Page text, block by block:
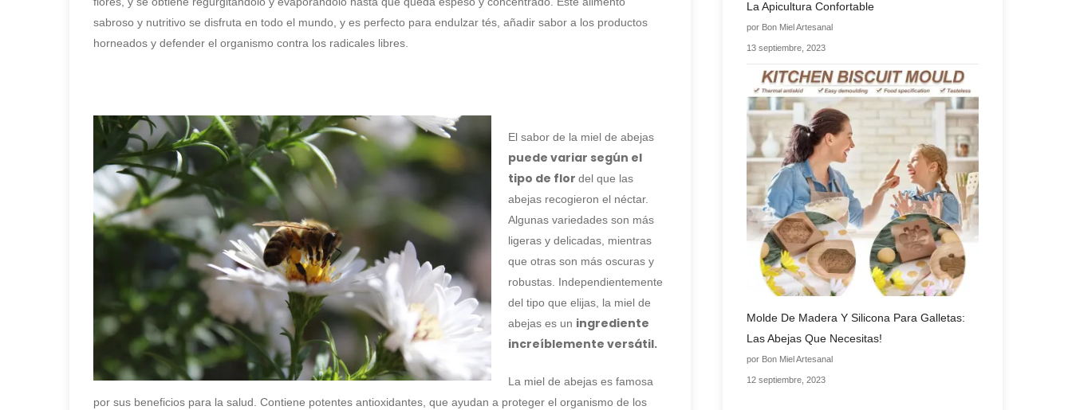
sabroso y nutritivo se disfruta en todo el mundo, y es perfecto para endulzar tés, añadir sabor a los productos
horneados y defender el organismo contra los radicales libres.
El sabor de la miel de abejas
puede variar según el
tipo de flor del que las
abejas recogieron el néctar.
Algunas variedades son más
ligeras y delicadas, mientras
que otras son más oscuras y
robustas. Independientemente
del tipo que elijas, la miel de
abejas es un ingrediente
increíblemente versátil.
La miel de abejas es famosa
por sus beneficios para la salud. Contiene potentes antioxidantes, que ayudan a proteger el organismo de los
La Apicultura Confortable
por Bon Miel Artesanal
13 septiembre, 2023
Molde De Madera Y Silicona Para Galletas:
Las Abejas Que Necesitas!
por Bon Miel Artesanal
12 septiembre, 2023